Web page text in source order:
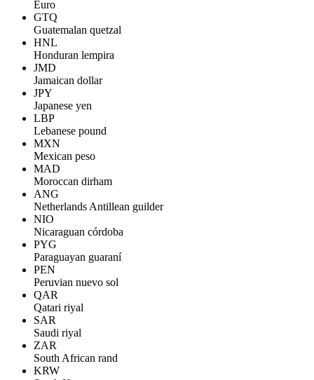
Euro
GTQ
Guatemalan quetzal
HNL
Honduran lempira
JMD
Jamaican dollar
JPY
Japanese yen
LBP
Lebanese pound
MXN
Mexican peso
MAD
Moroccan dirham
ANG
Netherlands Antillean guilder
NIO
Nicaraguan córdoba
PYG
Paraguayan guaraní
PEN
Peruvian nuevo sol
QAR
Qatari riyal
SAR
Saudi riyal
ZAR
South African rand
KRW